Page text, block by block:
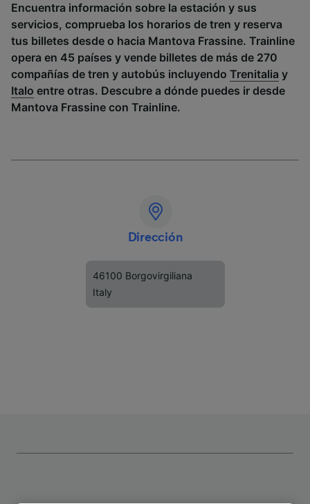
Encuentra información sobre la estación y sus
servicios, comprueba los horarios de tren y reserva
tus billetes desde o hacia Mantova Frassine. Trainline
opera en 45 países y vende billetes de más de 270
compañías de tren y autobús incluyendo Trenitalia y
Italo entre otras. Descubre a dónde puedes ir desde
Mantova Frassine con Trainline.
Dirección
46100 Borgovirgiliana
Italy